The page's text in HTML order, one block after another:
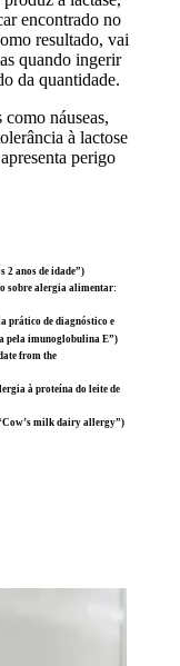
encontrado no
resultado, vai
quando ingerir
da quantidade.
náuseas,
à lactose
perigo
2 anos de idade”)
sobre alergia alimentar:
prático de diagnóstico e
pela imunoglobulina E”)
from the
à proteína do leite de
milk dairy allergy”)